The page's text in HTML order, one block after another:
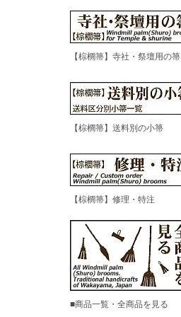
【棕櫚箒】寺社・祭壇用の箒
【棕櫚箒】送料別の小箒
【棕櫚箒】修理・特注
■商品一覧・全商品を見る